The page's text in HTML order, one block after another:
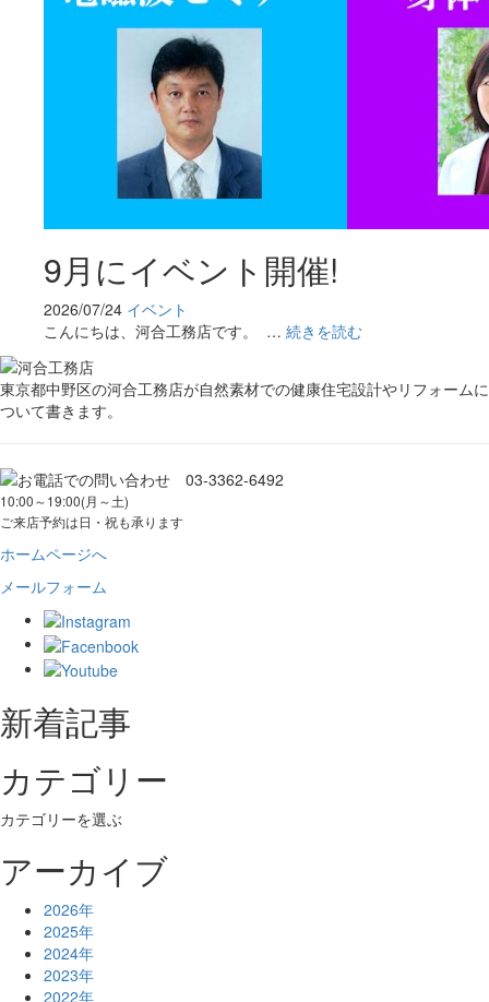
9月にイベント開催!
2026/07/24 イベント
こんにちは、河合工務店です。 … 続きを読む
東京都中野区の河合工務店が自然素材での健康住宅設計やリフォームに
ついて書きます。
10:00～19:00(月～土)
ご来店予約は日・祝も承ります
ホームページへ
メールフォーム
新着記事
カテゴリー
カテゴリーを選ぶ
アーカイブ
2026年
2025年
2024年
2023年
2022年